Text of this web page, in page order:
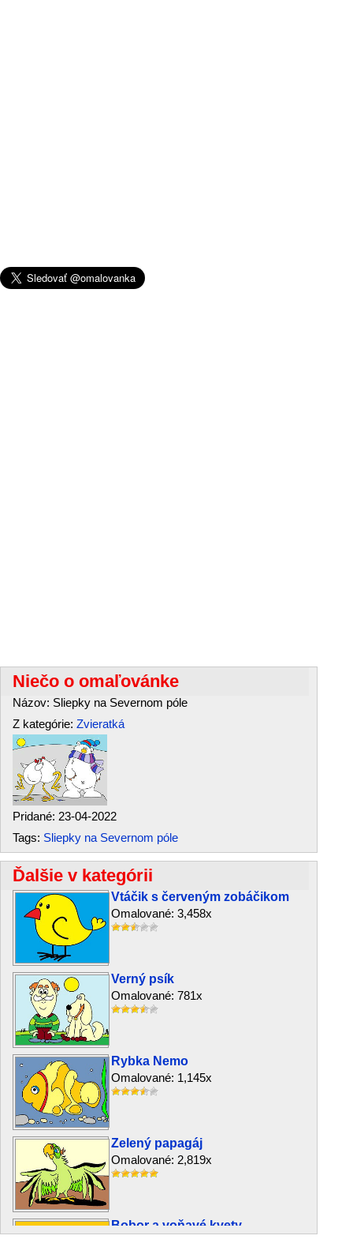
Niečo o omaľovánke
Názov: Sliepky na Severnom póle
Z kategórie: Zvieratká
Pridané: 23-04-2022
Tags: Sliepky na Severnom póle
Ďalšie v kategórii
Vtáčik s červeným zobáčikom
Omalované: 3,458x
Verný psík
Omalované: 781x
Rybka Nemo
Omalované: 1,145x
Zelený papagáj
Omalované: 2,819x
Bobor a voňavé kvety